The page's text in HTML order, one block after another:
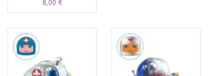
8,00 €